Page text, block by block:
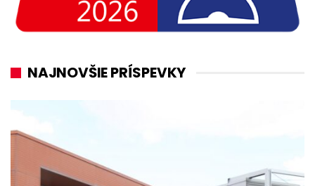
NAJNOVŠIE PRÍSPEVKY